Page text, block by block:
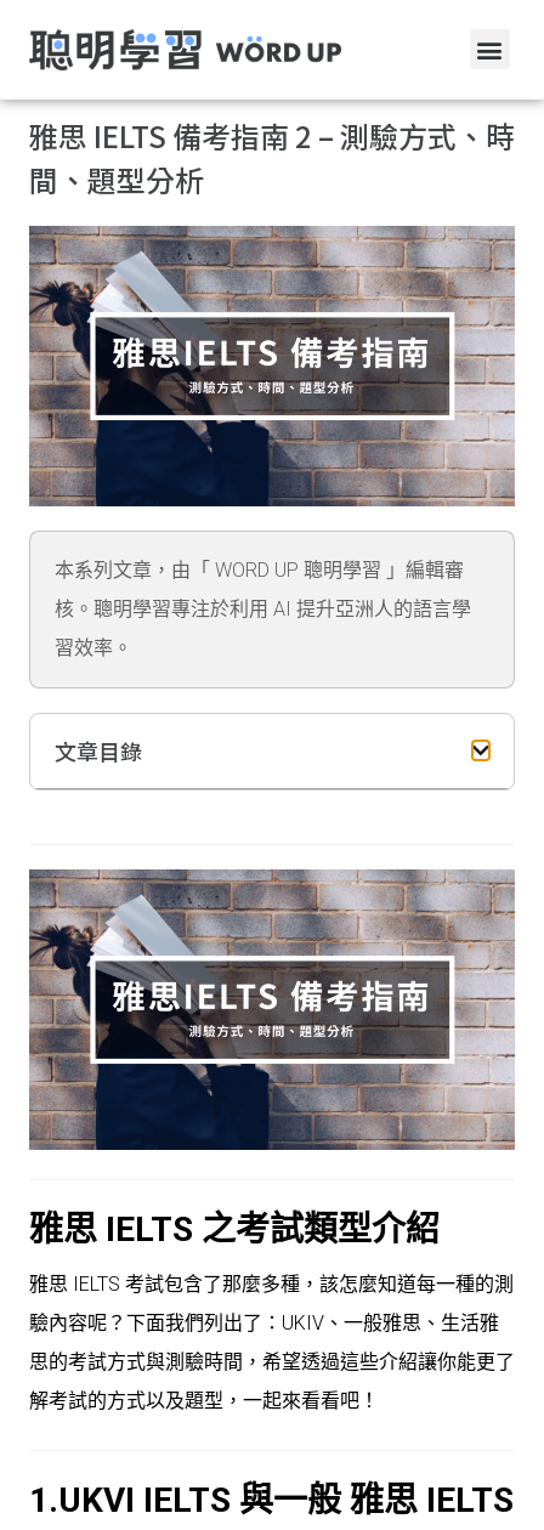
雅思 IELTS 備考指南 2 – 測驗方式、時
間、題型分析
本系列文章，由「 WORD UP 聰明學習 」編輯審
核。聰明學習專注於利用 AI 提升亞洲人的語言學
習效率。
文章目錄
雅思 IELTS 之考試類型介紹
雅思 IELTS 考試包含了那麼多種，該怎麼知道每一種的測
驗內容呢？下面我們列出了：UKIV、一般雅思、生活雅
思的考試方式與測驗時間，希望透過這些介紹讓你能更了
解考試的方式以及題型，一起來看看吧！
1.UKVI IELTS 與一般 雅思 IELTS